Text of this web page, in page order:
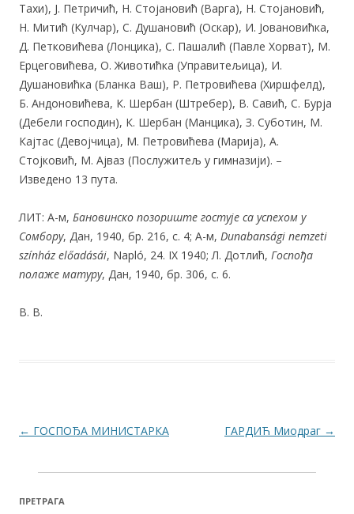
Тахи), Ј. Петричић, Н. Стојановић (Варга), Н. Стојановић,
Н. Митић (Кулчар), С. Душановић (Оскар), И. Јовановићка,
Д. Петковићева (Лонцика), С. Пашалић (Павле Хорват), М.
Ерцеговићева, О. Животићка (Управитељица), И.
Душановићка (Бланка Ваш), Р. Петровићева (Хиршфелд),
Б. Андоновићева, К. Шербан (Штребер), В. Савић, С. Бурја
(Дебели господин), К. Шербан (Манцика), З. Суботин, М.
Кајтас (Девојчица), М. Петровићева (Марија), А.
Стојковић, М. Ајваз (Послужитељ у гимназији). –
Изведено 13 пута.
ЛИТ: А-м, Бановинско позориште гостује са успехом у
Сомбору, Дан, 1940, бр. 216, с. 4; А-м, Dunabansági nemzeti
színház előadásái, Napló, 24. IX 1940; Л. Дотлић, Госпођа
полаже матуру, Дан, 1940, бр. 306, с. 6.
В. В.
Post navigation
← ГОСПОЂА МИНИСТАРКА ГАРДИЋ Миодраг →
ПРЕТРАГА